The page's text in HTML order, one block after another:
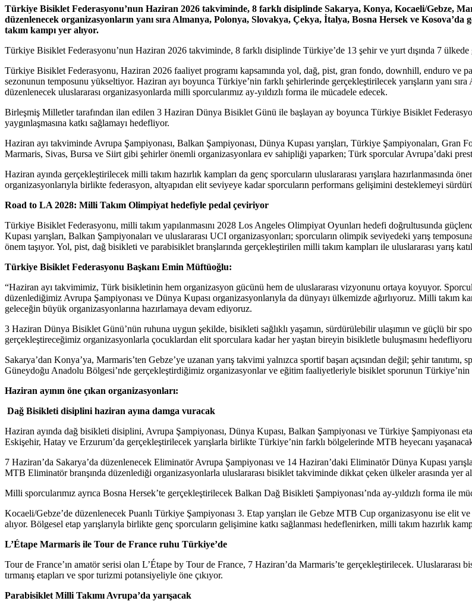
Türkiye Bisiklet Federasyonu’nun Haziran 2026 takviminde, 8 farklı disiplinde Sakarya, Konya, Kocaeli/Gebze,
düzenlenecek organizasyonların yanı sıra Almanya, Polonya, Slovakya, Çekya, İtalya, Bosna Hersek ve
takım kampı yer alıyor.
Türkiye Bisiklet Federasyonu’nun Haziran 2026 takviminde, 8 farklı disiplinde Türkiye’de 13 şehir ve yurt dışında 7
Türkiye Bisiklet Federasyonu, Haziran 2026 faaliyet programı kapsamında yol, dağ, pist, gran fondo, downhill, enduro ve
sezonunun temposunu yükseltiyor. Haziran ayı boyunca Türkiye’nin farklı şehirlerinde gerçekleştirilecek yarışların yanı
düzenlenecek uluslararası organizasyonlarda milli sporcularımız ay-yıldızlı forma ile mücadele edecek.
Birleşmiş Milletler tarafından ilan edilen 3 Haziran Dünya Bisiklet Günü ile başlayan ay boyunca Türkiye Bisiklet
yaygınlaşmasına katkı sağlamayı hedefliyor.
Haziran ayı takviminde Avrupa Şampiyonası, Balkan Şampiyonası, Dünya Kupası yarışları, Türkiye Şampiyonaları, Gran
Marmaris, Sivas, Bursa ve Siirt gibi şehirler önemli organizasyonlara ev sahipliği yaparken; Türk sporcular Avrupa’daki
Haziran ayında gerçekleştirilecek milli takım hazırlık kampları da genç sporcuların uluslararası yarışlara hazırlanmasında
organizasyonlarıyla birlikte federasyon, altyapıdan elit seviyeye kadar sporcuların performans gelişimini desteklemeyi
Road to LA 2028: Milli Takım Olimpiyat hedefiyle pedal çeviriyor
Türkiye Bisiklet Federasyonu, milli takım yapılanmasını 2028 Los Angeles Olimpiyat Oyunları hedefi doğrultusunda
Kupası yarışları, Balkan Şampiyonaları ve uluslararası UCI organizasyonları; sporcuların olimpik seviyedeki yarış
önem taşıyor. Yol, pist, dağ bisikleti ve parabisiklet branşlarında gerçekleştirilen milli takım kampları ile uluslararası yarış
Türkiye Bisiklet Federasyonu Başkanı Emin Müftüoğlu:
“Haziran ayı takvimimiz, Türk bisikletinin hem organizasyon gücünü hem de uluslararası vizyonunu ortaya koyuyor.
düzenlediğimiz Avrupa Şampiyonası ve Dünya Kupası organizasyonlarıyla da dünyayı ülkemizde ağırlıyoruz. Milli takım
geleceğin büyük organizasyonlarına hazırlamaya devam ediyoruz.
3 Haziran Dünya Bisiklet Günü’nün ruhuna uygun şekilde, bisikleti sağlıklı yaşamın, sürdürülebilir ulaşımın ve güçlü bir
gerçekleştireceğimiz organizasyonlarla çocuklardan elit sporculara kadar her yaştan bireyin bisikletle buluşmasını
Sakarya’dan Konya’ya, Marmaris’ten Gebze’ye uzanan yarış takvimi yalnızca sportif başarı açısından değil; şehir
Güneydoğu Anadolu Bölgesi’nde gerçekleştirdiğimiz organizasyonlar ve eğitim faaliyetleriyle bisiklet sporunun Türkiye’nin
Haziran ayının öne çıkan organizasyonları:
Dağ Bisikleti disiplini haziran ayına damga vuracak
Haziran ayında dağ bisikleti disiplini, Avrupa Şampiyonası, Dünya Kupası, Balkan Şampiyonası ve Türkiye Şampiyonası
Eskişehir, Hatay ve Erzurum’da gerçekleştirilecek yarışlarla birlikte Türkiye’nin farklı bölgelerinde MTB heyecanı
7 Haziran’da Sakarya’da düzenlenecek Eliminatör Avrupa Şampiyonası ve 14 Haziran’daki Eliminatör Dünya Kupası
MTB Eliminatör branşında düzenlediği organizasyonlarla uluslararası bisiklet takviminde dikkat çeken ülkeler arasında yer
Milli sporcularımız ayrıca Bosna Hersek’te gerçekleştirilecek Balkan Dağ Bisikleti Şampiyonası’nda ay-yıldızlı forma ile
Kocaeli/Gebze’de düzenlenecek Puanlı Türkiye Şampiyonası 3. Etap yarışları ile Gebze MTB Cup organizasyonu ise elit
alıyor. Bölgesel etap yarışlarıyla birlikte genç sporcuların gelişimine katkı sağlanması hedeflenirken, milli takım hazırlık
L’Étape Marmaris ile Tour de France ruhu Türkiye’de
Tour de France’ın amatör serisi olan L’Étape by Tour de France, 7 Haziran’da Marmaris’te gerçekleştirilecek.
tırmanış etapları ve spor turizmi potansiyeliyle öne çıkıyor.
Parabisiklet Milli Takımı Avrupa’da yarışacak